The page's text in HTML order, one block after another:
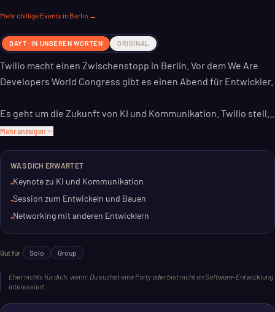
Mehrchillige Events in Berlin →
DAYT · IN UNSEREN WORTEN ORIGINAL
Twilio macht einen Zwischenstopp in Berlin. Vor dem We Are
Developers World Congress gibt es einen Abend für Entwickler.
Es geht um die Zukunft von KI und Kommunikation. Twilio stellt
neue Produkte vor, darunter Conversational Intelligence und
Ziel.
Der Abend startet mit einer Keynote, gefolgt von einer "Building
und Kommunikation interessiert, bekommt hier neue Einblicke.
Mehr anzeigen
WAS DICH ERWARTET
•Keynote zu KI und Kommunikation
•Session zum Entwickeln und Bauen
•Networking mit anderen Entwicklern
Gut für Solo Group
Eher nichts für dich, wenn: Du suchst eine Party oder bist nicht an Software-Entwicklung
interessiert.